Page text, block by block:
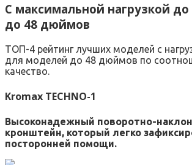
С максимальной нагрузкой до
до 48 дюймов
ТОП-4 рейтинг лучших моделей с
для моделей до 48 дюймов по
качество.
Kromax TECHNO-1
Высоконадежный поворотно-
кронштейн, который легко
посторонней помощи.